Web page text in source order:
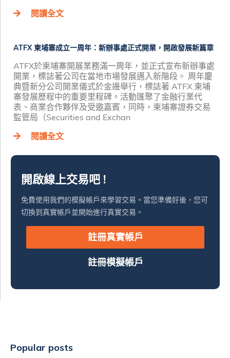
閱讀全文
ATFX 柬埔寨成立一周年：新辦事處正式開業，開啟發展新篇章
ATFX於柬埔寨開展業務滿一周年，並正式宣布新辦事處
開業，標誌著公司在當地市場發展邁入新階段。 周年慶
典暨新分公司開業儀式於金邊舉行，標誌著 ATFX 柬埔
寨發展歷程中的重要里程碑。活動匯聚了金融行業代
表、商業合作夥伴及受邀嘉賓，同時，柬埔寨證券交易
監管局（Securities and Exchan
閱讀全文
開啟線上交易吧 !
免費使用我們的模擬帳戶來學習交易。當您準備好後，您可
切換到真實帳戶並開始進行真實交易。
註冊真實帳戶
註冊模擬帳戶
Popular posts